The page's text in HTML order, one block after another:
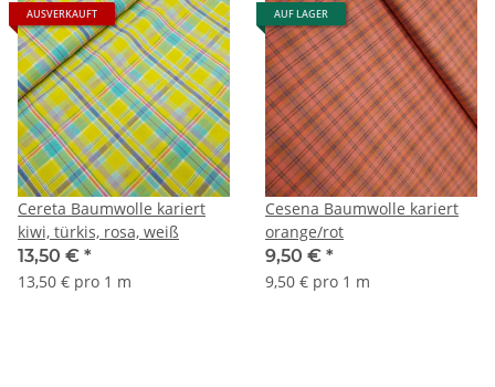
AUSVERKAUFT
Cereta Baumwolle kariert
kiwi, türkis, rosa, weiß
13,50 € *
13,50 € pro 1 m
AUF LAGER
Cesena Baumwolle kariert
orange/rot
9,50 € *
9,50 € pro 1 m